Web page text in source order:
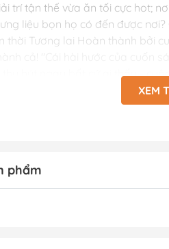
trí tận thế vừa ăn tối cực hot;
liệu bọn họ có đến được
thời Tương lai Hoàn thành bởi
thu hút ngay bất cứ ai thấy -
Magazine Gooda tin rằng
thật tuyệt vời, hy vọng đây
cuốn sách sẽ mang lại kiến
XEM
phẩm